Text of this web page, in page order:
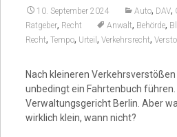
10. September 2024 Auto, DAV,
Ratgeber, Recht Anwalt, Behörde,
Recht, Tempo, Urteil , Verkehrsrecht,
Nach kleineren
unbedingt ein Fahrtenbuch
Verwaltungsgericht Berlin. Aber
wirklich klein, wann nicht?